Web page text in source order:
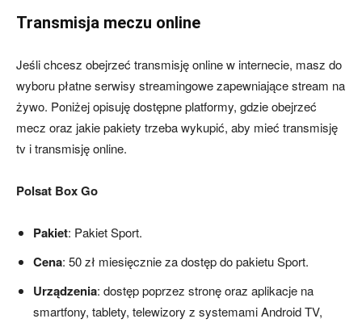
Transmisja meczu online
Jeśli chcesz obejrzeć transmisję online w internecie, masz do
wyboru płatne serwisy streamingowe zapewniające stream na
żywo. Poniżej opisuję dostępne platformy, gdzie obejrzeć
mecz oraz jakie pakiety trzeba wykupić, aby mieć transmisję
tv i transmisję online.
Polsat Box Go
Pakiet: Pakiet Sport.
Cena: 50 zł miesięcznie za dostęp do pakietu Sport.
Urządzenia: dostęp poprzez stronę oraz aplikacje na
smartfony, tablety, telewizory z systemami Android TV,